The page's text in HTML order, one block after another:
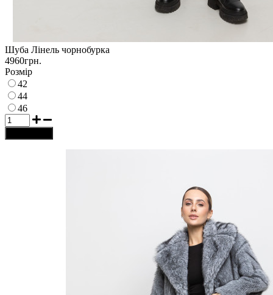
Шуба Лінель чорнобурка
4960грн.
Розмір
42
44
46